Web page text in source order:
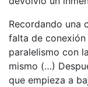
Recordando una
falta de
paralelismo con
mismo (…)
que empieza a